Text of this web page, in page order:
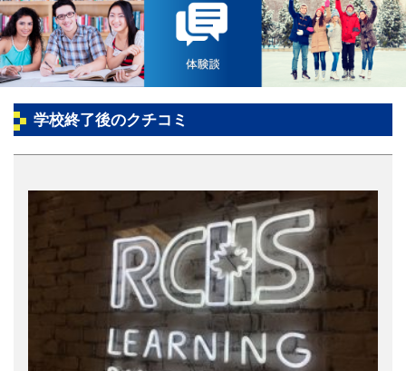
学校終了後のクチコミ